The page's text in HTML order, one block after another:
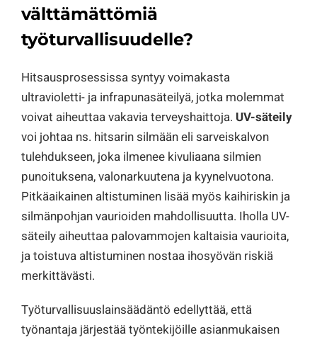
välttämättömiä
työturvallisuudelle?
Hitsausprosessissa syntyy voimakasta
ultravioletti- ja infrapunasäteilyä, jotka molemmat
voivat aiheuttaa vakavia terveyshaittoja. UV-säteily
voi johtaa ns. hitsarin silmään eli sarveiskalvon
tulehdukseen, joka ilmenee kivuliaana silmien
punoituksena, valonarkuutena ja kyynelvuotona.
Pitkäaikainen altistuminen lisää myös kaihiriskin ja
silmänpohjan vaurioiden mahdollisuutta. Iholla UV-
säteily aiheuttaa palovammojen kaltaisia vaurioita,
ja toistuva altistuminen nostaa ihosyövän riskiä
merkittävästi.
Työturvallisuuslainsäädäntö edellyttää, että
työnantaja järjestää työntekijöille asianmukaisen